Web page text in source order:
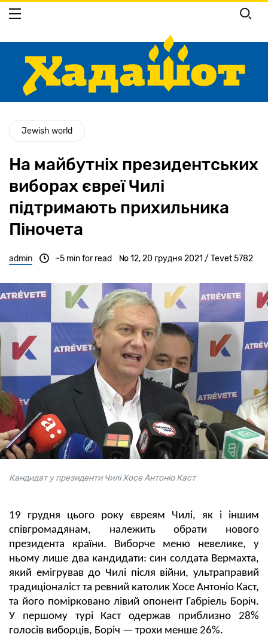
Перейти
основного
Jewish world
На майбутніх президентських
виборах євреї Чилі
підтримають прихильника
Піночета
admin № 12, 20 грудня 2021 / Tevet 5782
~5 min for read
Кандидат у президенти Чилі Хосе Антоніо Каст
19 грудня цього року євреям Чилі, як і іншим
співгромадянам, належить обрати нового
президента країни. Виборче меню невелике, у
ньому лише два кандидати: син солдата Вермахта,
який емігрував до Чилі після війни, ультраправий
традиціоналіст та ревний католик Хосе Антоніо Каст,
та його помірковано лівий опонент Габріель Боріч.
У першому турі Каст одержав приблизно 28%
голосів виборців, Боріч — трохи менше 26%.